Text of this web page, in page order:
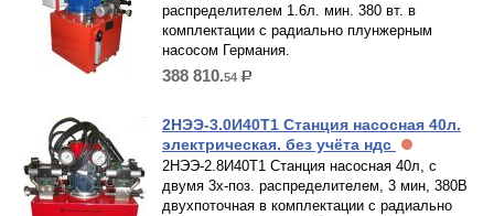
распределителем 1.6л. мин. 380 вт. в
комплектации с радиально плунжерным
насосом Германия.
388 810.54 р.
2НЭЭ-3.0И40Т1 Станция насосная 40л.
электрическая. без учёта ндс
2НЭЭ-2.8И40Т1 Станция насосная 40л, с
двумя 3х-поз. распределителем, 3 мин, 380В
двухпоточная в комплектации с радиально